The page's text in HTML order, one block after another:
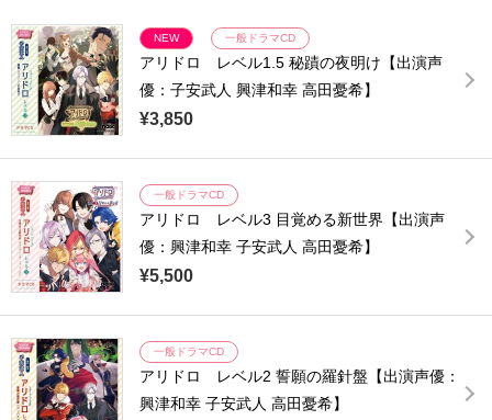
NEW 一般ドラマCD
アリドロ レベル1.5 秘蹟の夜明け【出演声
優：子安武人 興津和幸 高田憂希】
¥3,850
一般ドラマCD
アリドロ レベル3 目覚める新世界【出演声
優：興津和幸 子安武人 高田憂希】
¥5,500
一般ドラマCD
アリドロ レベル2 誓願の羅針盤【出演声優：
興津和幸 子安武人 高田憂希】